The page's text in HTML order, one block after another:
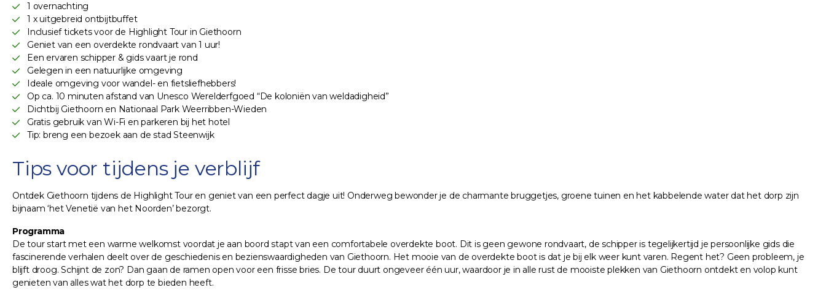
1 overnachting
1 x uitgebreid ontbijtbuffet
Inclusief tickets voor de Highlight Tour in Giethoorn
Geniet van een overdekte rondvaart van 1 uur!
Een ervaren schipper & gids vaart je rond
Gelegen in een natuurlijke omgeving
Ideale omgeving voor wandel- en fietsliefhebbers!
Op ca. 10 minuten afstand van Unesco Werelderfgoed “De koloniën van weldadigheid”
Dichtbij Giethoorn en Nationaal Park Weerribben-Wieden
Gratis gebruik van Wi-Fi en parkeren bij het hotel
Tip: breng een bezoek aan de stad Steenwijk
Tips voor tijdens je verblijf
Ontdek Giethoorn tijdens de Highlight Tour en geniet van een perfect dagje uit! Onderweg bewonder je de charmante bruggetjes, groene tuinen en het kabbelende water dat het dorp zijn
bijnaam ‘het Venetië van het Noorden’ bezorgt.
Programma
De tour start met een warme welkomst voordat je aan boord stapt van een comfortabele overdekte boot. Dit is geen gewone rondvaart, de schipper is tegelijkertijd je persoonlijke gids die
fascinerende verhalen deelt over de geschiedenis en bezienswaardigheden van Giethoorn. Het mooie van de overdekte boot is dat je bij elk weer kunt varen. Regent het? Geen probleem, je
blijft droog. Schijnt de zon? Dan gaan de ramen open voor een frisse bries. De tour duurt ongeveer één uur, waardoor je in alle rust de mooiste plekken van Giethoorn ontdekt en volop kunt
genieten van alles wat het dorp te bieden heeft.